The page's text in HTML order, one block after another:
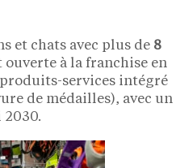
et chats avec plus de 8
ouverte à la franchise en
services intégré
de médailles), avec un
2030.